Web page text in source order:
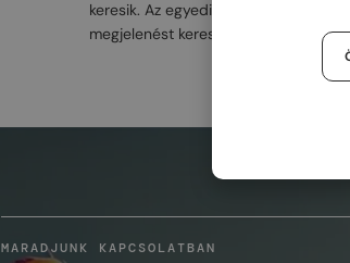
keresik. Az egyedi formák és a
megjelenést keresik.
MARADJUNK KAPCSOLATBAN